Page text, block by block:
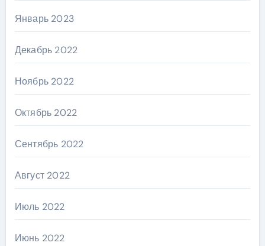
Январь 2023
Декабрь 2022
Ноябрь 2022
Октябрь 2022
Сентябрь 2022
Август 2022
Июль 2022
Июнь 2022